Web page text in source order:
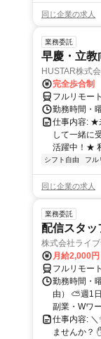
同じ企業の求人
業務委託
早慶・立教
HUSTAR株式
完全歩合制
フルリモート
勤務時間・
仕事内容: ★
して一緒に
活躍中！★
シフト自由 フル
同じ企業の求人
業務委託
配信スタッ
株式会社ライ
月給2,000
フルリモート
勤務時間・
由） ⛅週1
副業・Wワ
仕事内容:
ませんか？